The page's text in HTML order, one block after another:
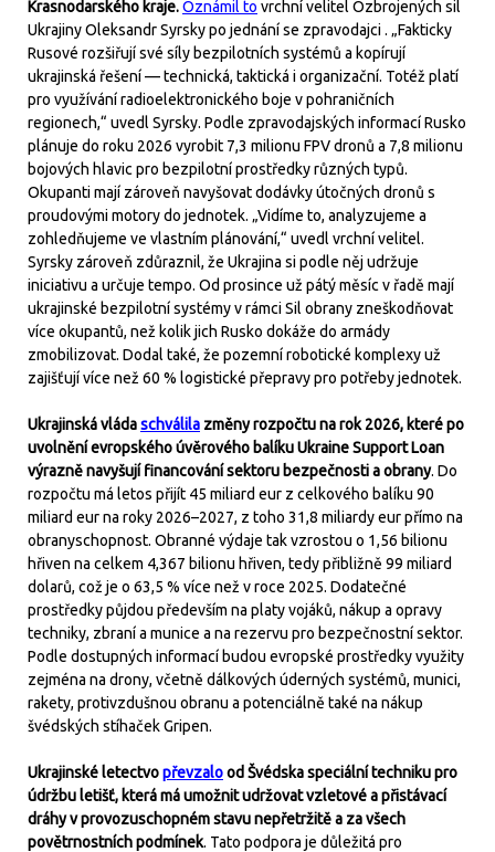
Krasnodarského kraje.Oznámil to vrchní velitel Ozbrojených sil
Ukrajiny Oleksandr Syrsky po jednání se zpravodajci . „Fakticky
Rusové rozšiřují své síly bezpilotních systémů a kopírují
ukrajinská řešení — technická, taktická i organizační. Totéž platí
pro využívání radioelektronického boje v pohraničních
regionech,“ uvedl Syrsky. Podle zpravodajských informací Rusko
plánuje do roku 2026 vyrobit 7,3 milionu FPV dronů a 7,8 milionu
bojových hlavic pro bezpilotní prostředky různých typů.
Okupanti mají zároveň navyšovat dodávky útočných dronů s
proudovými motory do jednotek. „Vidíme to, analyzujeme a
zohledňujeme ve vlastním plánování,“ uvedl vrchní velitel.
Syrsky zároveň zdůraznil, že Ukrajina si podle něj udržuje
iniciativu a určuje tempo. Od prosince už pátý měsíc v řadě mají
ukrajinské bezpilotní systémy v rámci Sil obrany zneškodňovat
více okupantů, než kolik jich Rusko dokáže do armády
zmobilizovat. Dodal také, že pozemní robotické komplexy už
zajišťují více než 60 % logistické přepravy pro potřeby jednotek.
Ukrajinská vládaschválila změny rozpočtu na rok 2026, které po
uvolnění evropského úvěrového balíku Ukraine Support Loan
výrazně navyšují financování sektoru bezpečnosti a obrany. Do
rozpočtu má letos přijít 45 miliard eur z celkového balíku 90
miliard eur na roky 2026–2027, z toho 31,8 miliardy eur přímo na
obranyschopnost. Obranné výdaje tak vzrostou o 1,56 bilionu
hřiven na celkem 4,367 bilionu hřiven, tedy přibližně 99 miliard
dolarů, což je o 63,5 % více než v roce 2025. Dodatečné
prostředky půjdou především na platy vojáků, nákup a opravy
techniky, zbraní a munice a na rezervu pro bezpečnostní sektor.
Podle dostupných informací budou evropské prostředky využity
zejména na drony, včetně dálkových úderných systémů, munici,
rakety, protivzdušnou obranu a potenciálně také na nákup
švédských stíhaček Gripen.
Ukrajinské letectvopřevzalood Švédska speciální techniku pro
údržbu letišť, která má umožnit udržovat vzletové a přistávací
dráhy v provozuschopném stavu nepřetržitě a za všech
povětrnostních podmínek. Tato podpora je důležitá pro